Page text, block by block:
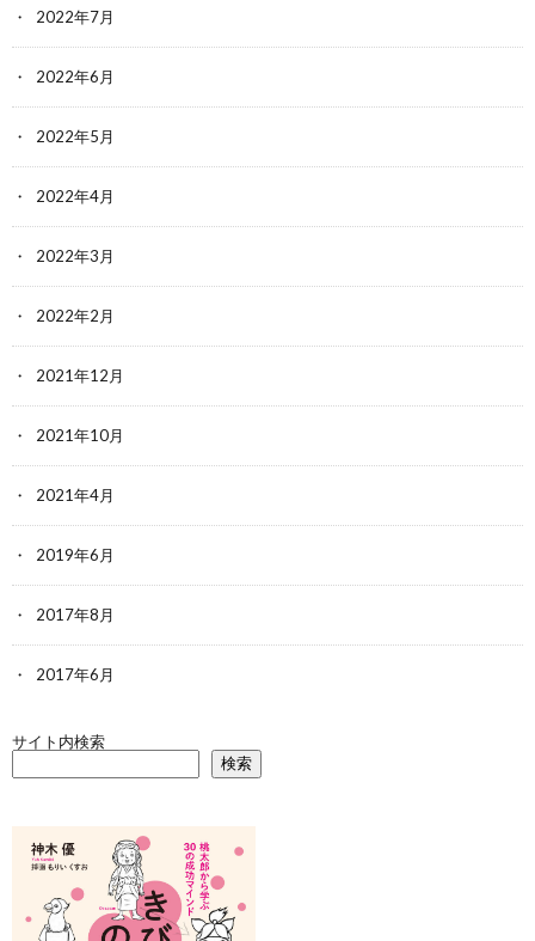
2022年7月
2022年6月
2022年5月
2022年4月
2022年3月
2022年2月
2021年12月
2021年10月
2021年4月
2019年6月
2017年8月
2017年6月
サイト内検索
検索